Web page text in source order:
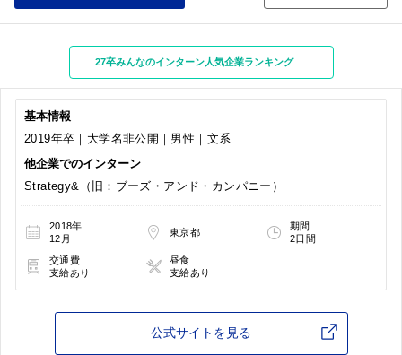
27卒みんなのインターン人気企業ランキング
基本情報
2019年卒｜大学名非公開｜男性｜文系
他企業でのインターン
Strategy&（旧：ブーズ・アンド・カンパニー）
2018年
12月
東京都
期間
2日間
交通費
支給あり
昼食
支給あり
公式サイトを見る